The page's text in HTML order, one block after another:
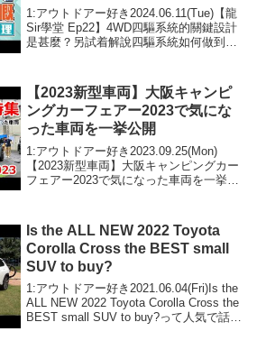
力分配#revchannel
1:アウトドアー好き2024.06.11(Tue)【龍
Sir學堂 Ep22】4WD四驅系統的關鍵設計
是甚麼？另試着解說四驅系統如何做到四
ウトドアー好き20...
【2023新型車両】大阪キャンピ
ングカーフェアー2023で気にな
った車両を一挙公開
1:アウトドアー好き2023.09.25(Mon)
【2023新型車両】大阪キャンピングカー
フェアー2023で気になった車両を一挙公
2023.09.25(Mon)この動画は注目です...
Is the ALL NEW 2022 Toyota
Corolla Cross the BEST small
SUV to buy?
1:アウトドアー好き2021.06.04(Fri)Is the
ALL NEW 2022 Toyota Corolla Cross the
BEST small SUV to buy?って人気で話題